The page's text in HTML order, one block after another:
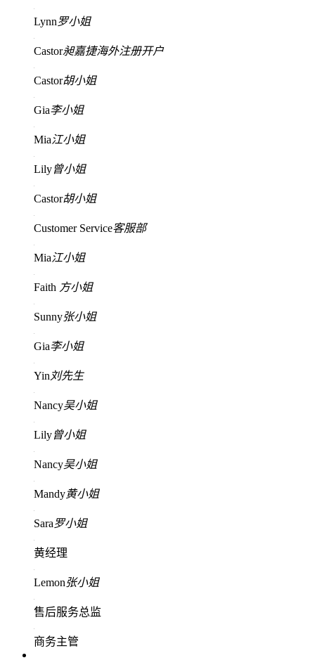
Lynn罗小姐
Castor昶嘉捷海外注册开户
Castor胡小姐
Gia李小姐
Mia江小姐
Lily曾小姐
Castor胡小姐
Customer Service客服部
Mia江小姐
Faith 方小姐
Sunny张小姐
Gia李小姐
Yin 刘先生
Nancy吴小姐
Lily曾小姐
Nancy吴小姐
Mandy黄小姐
Sara罗小姐
黄经理
Lemon张小姐
售后服务总监
商务主管